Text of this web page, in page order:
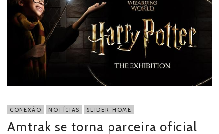
CONEXÃO NOTÍCIAS SLIDER-HOME
Amtrak se torna parceira oficial